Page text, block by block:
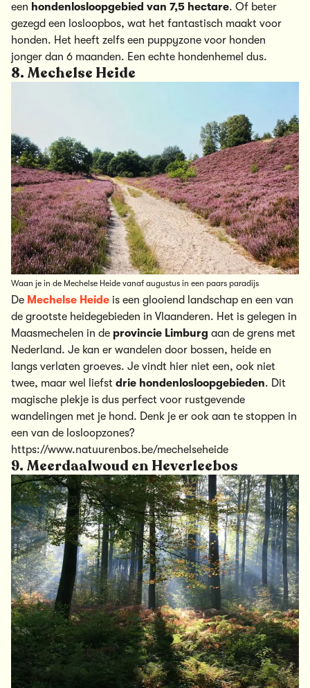
een hondenlosloopgebied van 7,5 hectare. Of beter
gezegd een losloopbos, wat het fantastisch maakt voor
honden. Het heeft zelfs een puppyzone voor honden
jonger dan 6 maanden. Een echte hondenhemel dus.
8. Mechelse Heide
Waan je in de Mechelse Heide vanaf augustus in een paars paradijs
De Mechelse Heide is een glooiend landschap en een van
de grootste heidegebieden in Vlaanderen. Het is gelegen in
Maasmechelen in de provincie Limburg aan de grens met
Nederland. Je kan er wandelen door bossen, heide en
langs verlaten groeves. Je vindt hier niet een, ook niet
twee, maar wel liefst drie hondenlosloopgebieden. Dit
magische plekje is dus perfect voor rustgevende
wandelingen met je hond. Denk je er ook aan te stoppen in
een van de losloopzones?
https://www.natuurenbos.be/mechelseheide
9. Meerdaalwoud en Heverleebos